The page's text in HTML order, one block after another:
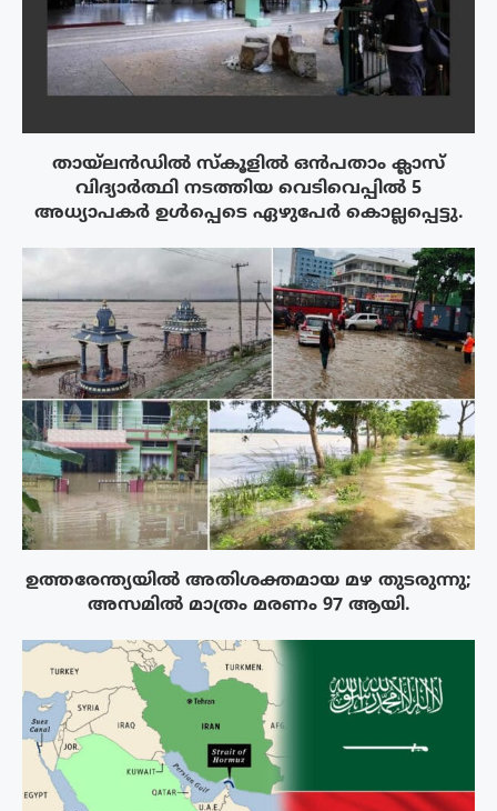
തായ്‌ലൻഡിൽ സ്കൂളിൽ ഒൻപതാം ക്ലാസ്
വിദ്യാർത്ഥി നടത്തിയ വെടിവെപ്പിൽ 5
അധ്യാപകർ ഉൾപ്പെടെ ഏഴുപേർ കൊല്ലപ്പെട്ടു.
ഉത്തരേന്ത്യയിൽ അതിശക്തമായ മഴ തുടരുന്നു;
അസമിൽ മാത്രം മരണം 97 ആയി.